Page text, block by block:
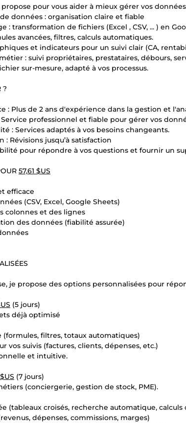
pour vous aider à mieux gérer vos données
données : organisation claire et fiable
: transformation de fichiers (Excel , CSV, ... ) en
avancées, filtres, calculs automatiques.
et indicateurs pour un suivi clair (CA,
: suivi propriétaires, prestataires, débours,
sur-mesure, adapté à vos processus.
?
: Plus de 2 ans d'expérience dans la gestion et
professionnel et fiable pour gérer vos
: Services adaptés à vos besoins changeants.
: Révisions jusqu’à satisfaction
pour répondre à vos questions et fournir un
57,61 $US
efficace
(CSV, Excel, Google Sheets)
colonnes et des lignes
des données (fiabilité assurée)
je propose des options personnalisées pour
(5 jours)
déjà optimisé
filtres, totaux automatiques)
vos suivis (factures, clients, dépenses, etc.)
et intuitive.
(7 jours)
(conciergerie, gestion de stock, PME).
(tableaux croisés, recherche automatique, calculs
dépenses, commissions, marges)